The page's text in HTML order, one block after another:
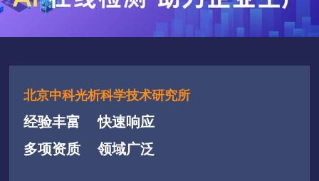
北京中科光析科学技术研究所
经验丰富
快速响应
多项资质
领域广泛